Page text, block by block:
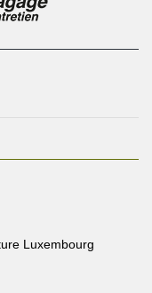
Luxembourg